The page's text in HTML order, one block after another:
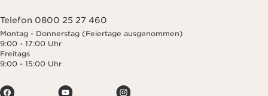
Telefon 0800 25 27 460
Montag - Donnerstag (Feiertage ausgenommen)
9:00 - 17:00 Uhr
Freitags
9:00 - 15:00 Uhr